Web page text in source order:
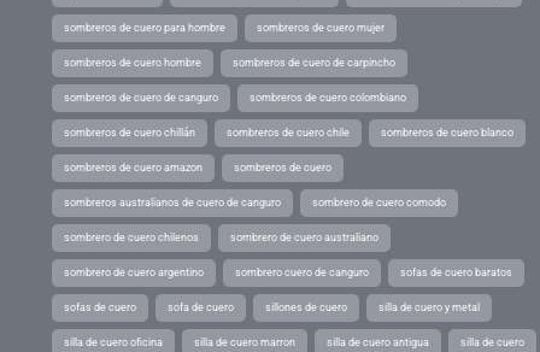
sombreros de cuero para hombre sombreros de cuero mujer
sombreros de cuero hombre sombreros de cuero de carpincho
sombreros de cuero de canguro sombreros de cuero colombiano
sombreros de cuero chillán sombreros de cuero chile sombreros de cuero blanco
sombreros de cuero amazon sombreros de cuero
sombreros australianos de cuero de canguro sombrero de cuero comodo
sombrero de cuero chilenos sombrero de cuero australiano
sombrero de cuero argentino sombrero cuero de canguro sofas de cuero baratos
sofas de cuero sofa de cuero sillones de cuero silla de cuero y metal
silla de cuero oficina silla de cuero marron silla de cuero antigua silla de cuero